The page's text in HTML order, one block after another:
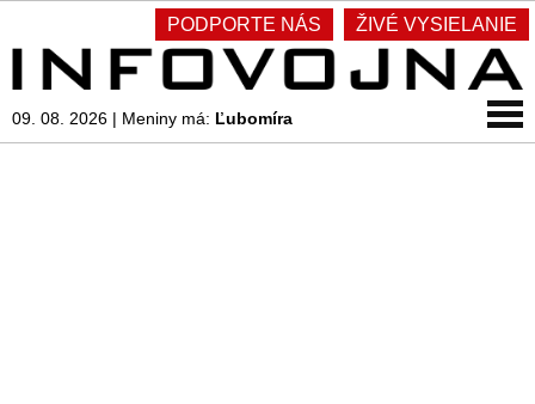
PODPORTE NÁS ŽIVÉ VYSIELANIE
09. 08. 2026 | Meniny má: Ľubomíra